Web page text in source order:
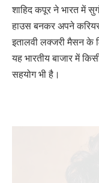
शाहिद कपूर ने भारत
हाउस बनकर अपने
इतालवी लक्जरी मैसन के
यह भारतीय बाजार में
सहयोग भी है।